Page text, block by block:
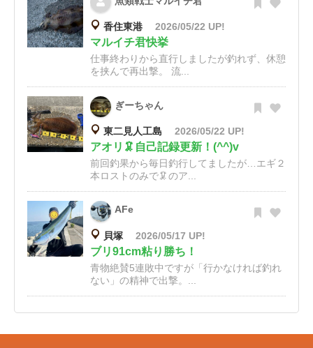
香住東港 2026/05/22 UP!
マルイチ君快挙
仕事終わりから直行しましたが釣れず、休憩
を挟んで再出撃。 流...
ぎーちゃん
東二見人工島 2026/05/22 UP!
アオリ🦑自己記録更新！(^^)v
前回釣果から毎日釣行してましたが…エギ２
本ロストのみで🦑のア...
AFe
貝塚 2026/05/17 UP!
ブリ91cm粘り勝ち！
青物絶賛5連敗中ですが「行かなければ釣れ
ない」の精神で出撃。...